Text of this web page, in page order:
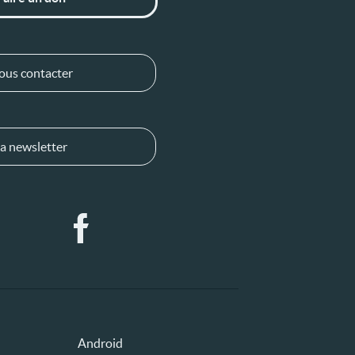
contacter
newsletter
Android